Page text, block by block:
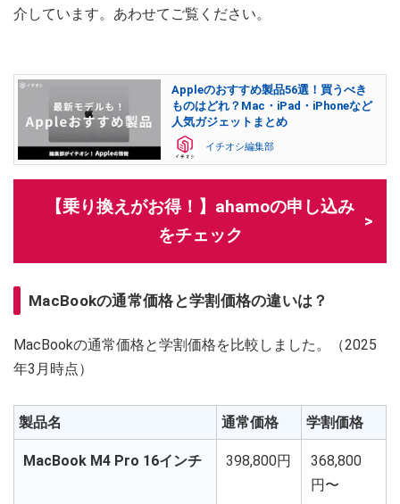
介しています。あわせてご覧ください。
Appleのおすすめ製品56選！買うべき
ものはどれ？Mac・iPad・iPhoneなど
人気ガジェットまとめ
イチオシ編集部
【乗り換えがお得！】ahamoの申し込み
をチェック
MacBookの通常価格と学割価格の違いは？
MacBookの通常価格と学割価格を比較しました。（2025
年3月時点）
製品名 通常価格 学割価格
MacBook M4 Pro 16インチ 398,800円
368,800
円〜